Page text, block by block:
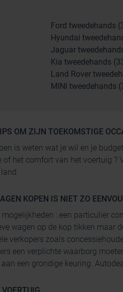
Ford tweedehands
Hyundai
Jaguar
Kia tweedehands
Land Rover
MINI tweedehands
OM ZIJN TOEKOMSTIGE
is weten wat je wil en je
of het comfort van het voertuig
KOPEN IS NIET ZO
: een particulier
wagen op de kop tikken maar
verkopers zoals
een verplichte waarborg
een grondige keuring.